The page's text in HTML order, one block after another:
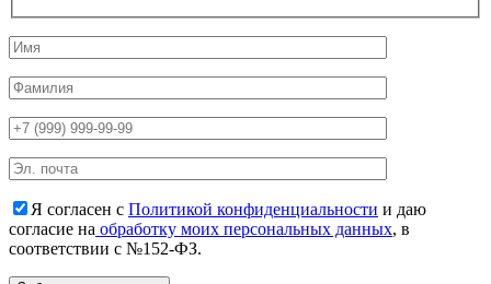
Я согласен с Политикой конфиденциальности и даю
согласие на обработку моих персональных данных, в
соответствии с №152-ФЗ.